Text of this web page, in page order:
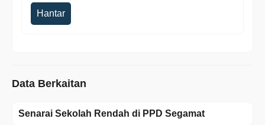
Hantar
Data Berkaitan
Senarai Sekolah Rendah di PPD Segamat